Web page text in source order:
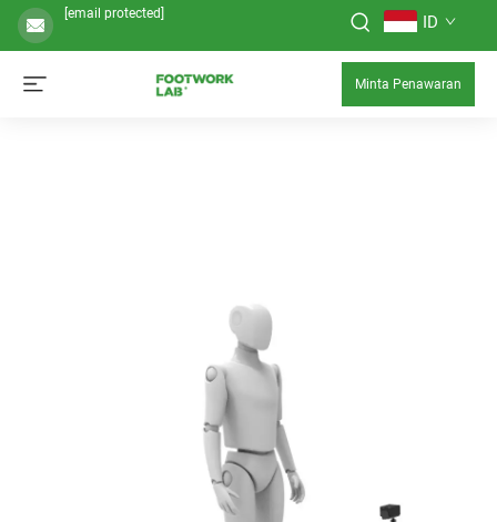
[email protected] ID
Minta Penawaran